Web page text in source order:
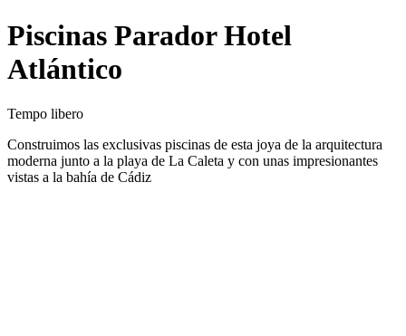
Piscinas Parador Hotel
Atlántico
Tempo libero
Construimos las exclusivas piscinas de esta joya de la arquitectura
moderna junto a la playa de La Caleta y con unas impresionantes
vistas a la bahía de Cádiz